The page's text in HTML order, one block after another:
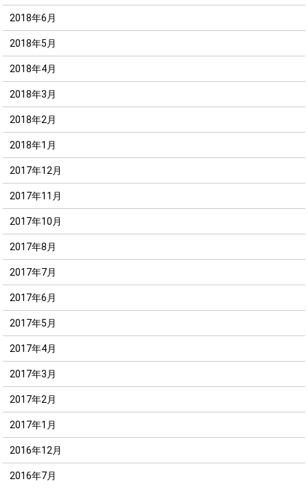
2018年6月
2018年5月
2018年4月
2018年3月
2018年2月
2018年1月
2017年12月
2017年11月
2017年10月
2017年8月
2017年7月
2017年6月
2017年5月
2017年4月
2017年3月
2017年2月
2017年1月
2016年12月
2016年7月